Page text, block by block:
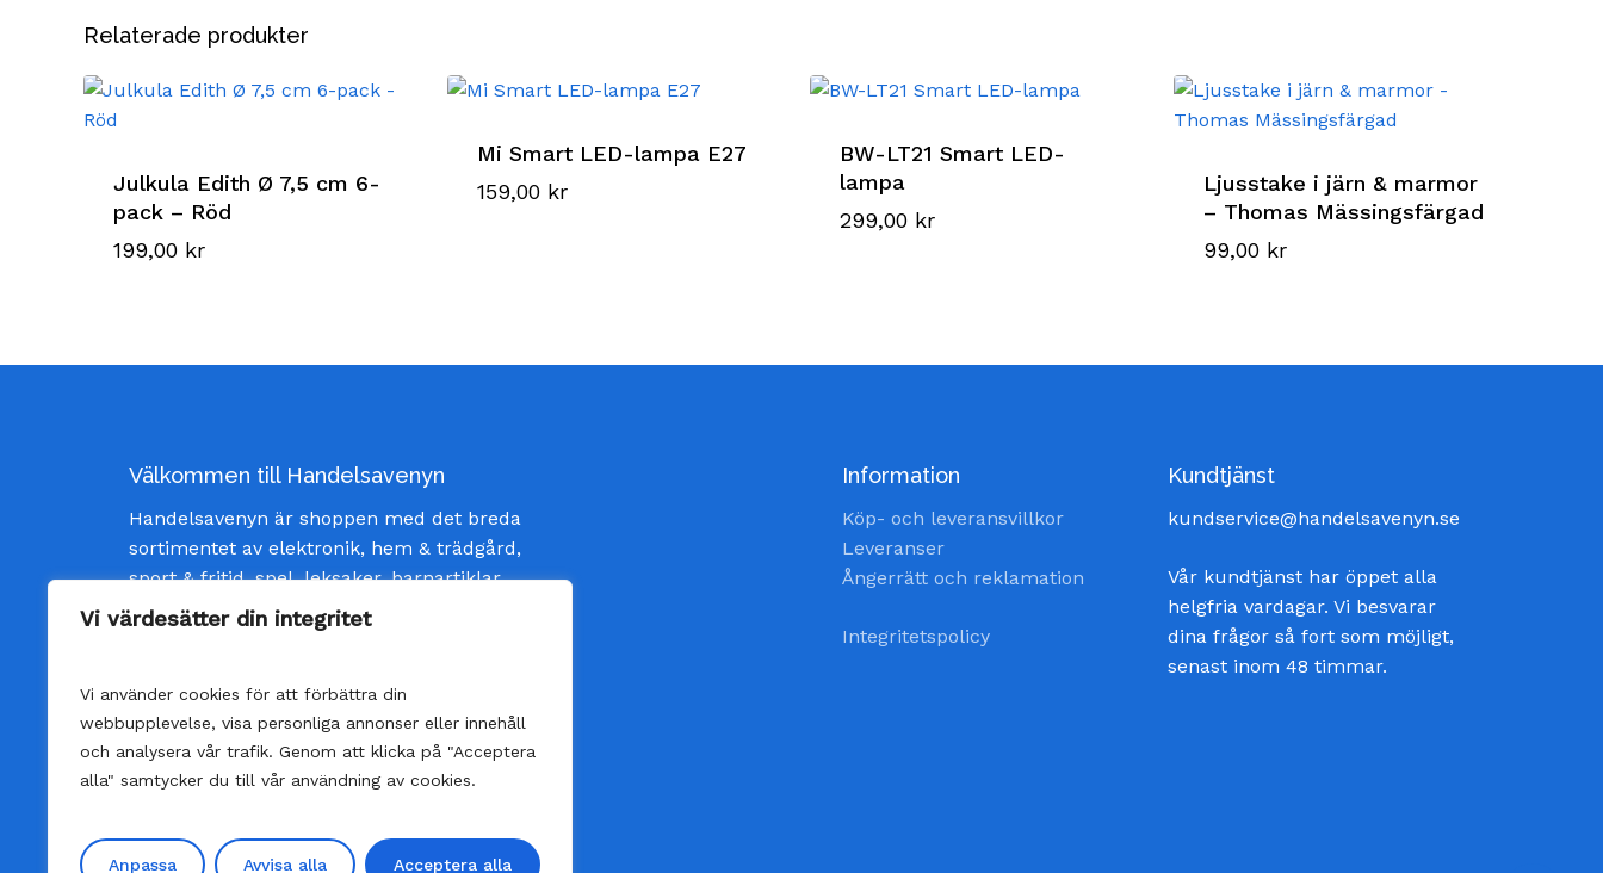
Vi värdesätter din integritet
Vi använder cookies för att förbättra din
webbupplevelse, visa personliga annonser eller innehåll
och analysera vår trafik. Genom att klicka på "Acceptera
alla" samtycker du till vår användning av cookies.
Anpassa Avvisa alla Acceptera alla
Relaterade produkter
Julkula Edith Ø 7,5 cm 6-
pack – Röd
199,00 kr
Mi Smart LED-lampa E27
159,00 kr
BW-LT21 Smart LED-
lampa
299,00 kr
Ljusstake i järn & marmor
– Thomas Mässingsfärgad
99,00 kr
Välkommen till Handelsavenyn
Handelsavenyn är shoppen med det breda
sortimentet av elektronik, hem & trädgård,
sport & fritid, spel, leksaker, barnartiklar
och inredning av god kvalité och till bästa
pris. Vi strävar efter att ge våra kunder
varje gång man öppnar ett paket från oss.
Producerat av:
Anderberg Media
Information
Köp- och leveransvillkor
Leveranser
Ångerrätt och reklamation
Integritetspolicy
Kundtjänst
kundservice@handelsavenyn.se
Vår kundtjänst har öppet alla
helgfria vardagar. Vi besvarar
dina frågor så fort som möjligt,
senast inom 48 timmar.